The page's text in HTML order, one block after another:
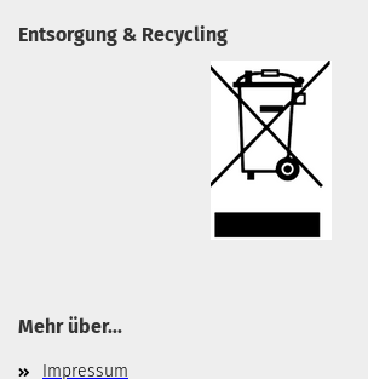
Entsorgung & Recycling
Mehr über...
Impressum